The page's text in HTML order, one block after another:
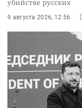
9 августа 2026, 12:56